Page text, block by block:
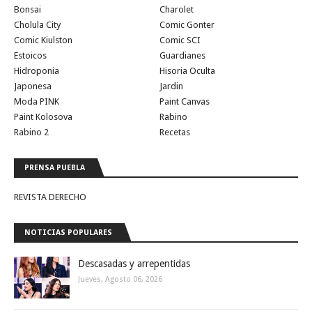
Bonsai
Charolet
Cholula City
Comic Gonter
Comic Kiulston
Comic SCI
Estoicos
Guardianes
Hidroponia
Hisoria Oculta
Japonesa
Jardin
Moda PINK
Paint Canvas
Paint Kolosova
Rabino
Rabino 2
Recetas
PRENSA PUEBLA
REVISTA DERECHO
NOTICIAS POPULARES
Descasadas y arrepentidas
Jueves, Agosto 06, 2026